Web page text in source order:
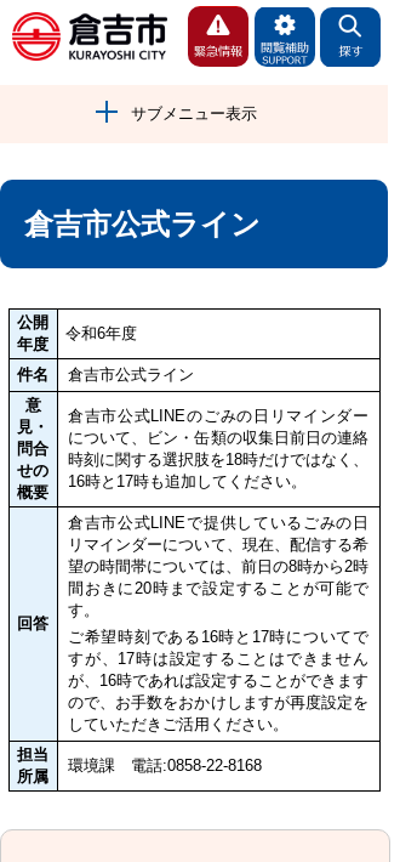
サブメニュー表示
倉吉市公式ライン
公開
年度
令和6年度
件名
倉吉市公式ライン
意
見・
問合
せの
概要
倉吉市公式LINEのごみの日リマインダー
について、ビン・缶類の収集日前日の連絡
時刻に関する選択肢を18時だけではなく、
16時と17時も追加してください。
回答
倉吉市公式LINEで提供しているごみの日
リマインダーについて、現在、配信する希
望の時間帯については、前日の8時から2時
間おきに20時まで設定することが可能で
す。
ご希望時刻である16時と17時についてで
すが、17時は設定することはできません
が、16時であれば設定することができます
ので、お手数をおかけしますが再度設定を
していただきご活用ください。
担当
所属
環境課 電話:0858-22-8168